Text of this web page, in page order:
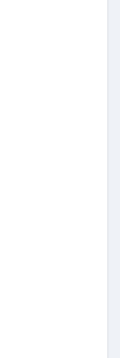
la
divorcio de
y Nick